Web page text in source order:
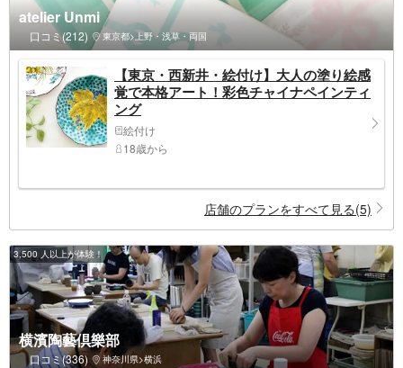
atelier Unmi
口コミ(212) 東京都>上野・浅草・両国
【東京・西新井・絵付け】大人の塗り絵感
覚で本格アート！彩色チャイナペインティ
ング
絵付け
18歳から
店舗のプランをすべて見る(5)
3,500 人以上が体験！
横濱陶藝倶樂部
口コミ(336) 神奈川県>横浜